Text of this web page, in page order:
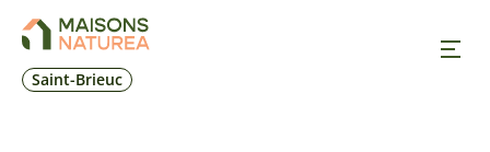
Saint-Brieuc